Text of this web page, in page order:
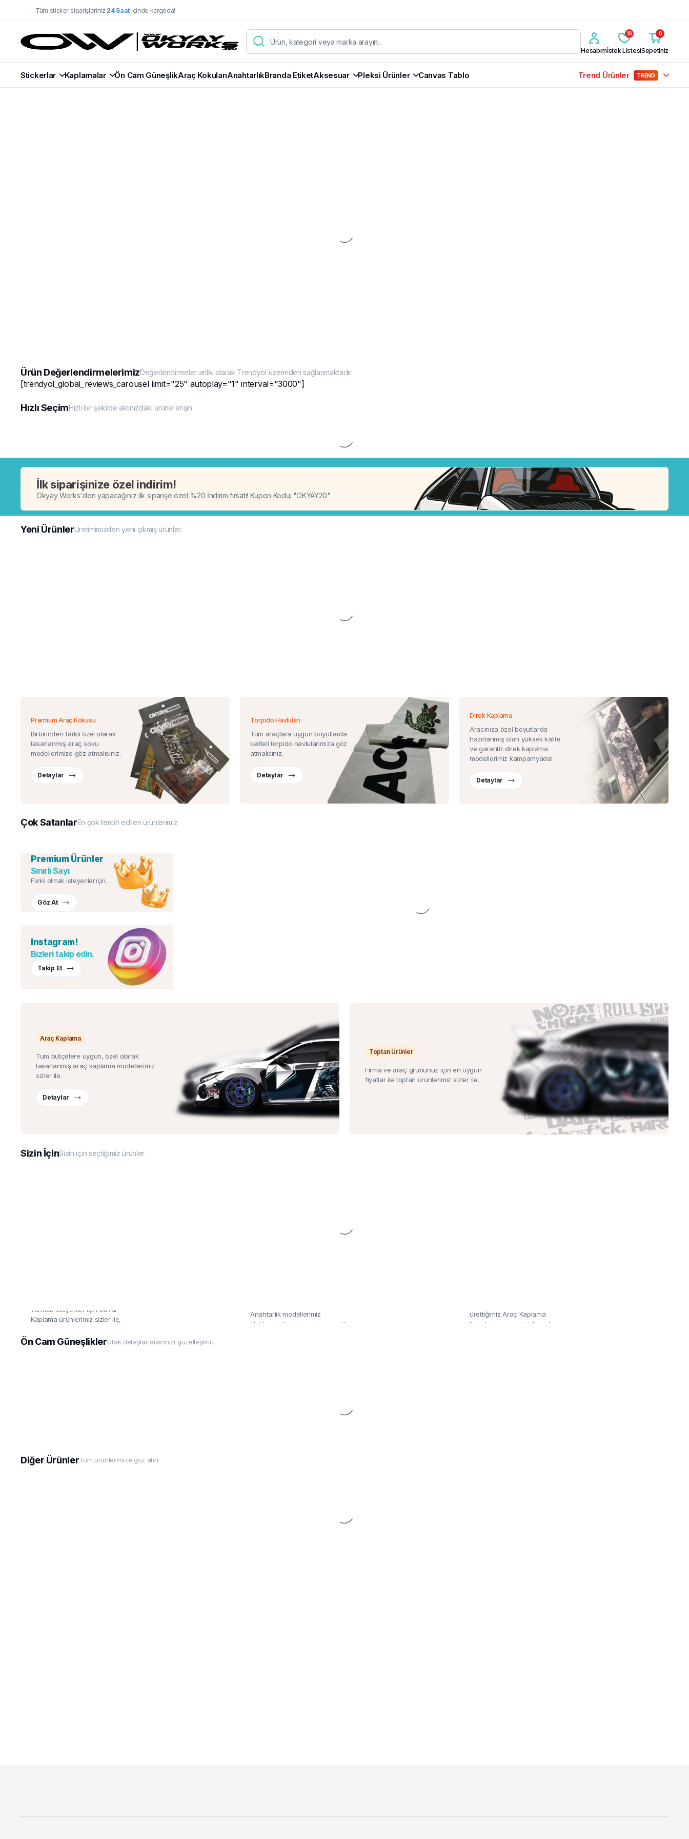
Tüm sticker siparişleriniz 24 Saat içinde kargoda!
Hesabım
10
İstek Listesi
0
Sepetiniz
Stickerlar Kaplamalar Ön Cam GüneşlikAraç KokularıAnahtarlıkBranda EtiketAksesuar Pleksi Ürünler Canvas Tablo Trend Ürünler TREND
Ürün DeğerlendirmelerimizDeğerlendirmeler anlık olarak Trendyol üzerinden sağlanmaktadır.
[trendyol_global_reviews_carousel limit="25" autoplay="1" interval="3000"]
Hızlı SeçimHızlı bir şekilde aklınızdaki ürüne erişin.
İlk siparişinize özel indirim!
Okyay Works'den yapacağınız ilk siparişe özel %20 İndirim fırsatı! Kupon Kodu: "OKYAY20"%20
Yeni ÜrünlerÜretimimizden yeni çıkmış ürünler.
Premium Araç Kokusu
Birbirinden farklı özel olarak
tasarlanmış araç koku
modellerimize göz atmalısınız.
Detaylar
Torpido Havluları
Tüm araçlara uygun boyutlarda
kaliteli torpido havlularımıza göz
atmalısınız.
Detaylar
Direk Kaplama
Aracınıza özel boyutlarda
hazırlanmış olan yüksek kalite
ve garantili direk kaplama
modellerimiz kampamyada!
Detaylar
Çok SatanlarEn çok tercih edilen ürünlerimiz
Premium Ürünler
Sınırlı Sayı
Farklı olmak isteyenler için.
Göz At
Instagram!
Bizleri takip edin.
Takip Et
Araç Kaplama
Tüm bütçelere uygun, özel olarak
tasarlanmış araç kaplama modellerimiz
sizler ile.
Detaylar
Toptan Ürünler
Firma ve araç grubunuz için en uygun
fiyatlar ile toptan ürünlerimiz sizler ile.
Sizin İçinSizin için seçtiğimiz ürünler
vermek isteyenler için Duvar
Kaplama ürünlerimiz sizler ile,
Anahtarlık modellerimiz
stoklarda, Tükenmeden göz at!
ürettiğimiz Araç Kaplama
Folyolarına göz atmalısınız!
Ön Cam GüneşliklerUfak detaylar aracınızı güzelleştirir.
Diğer ÜrünlerTüm ürünlerimize göz atın.